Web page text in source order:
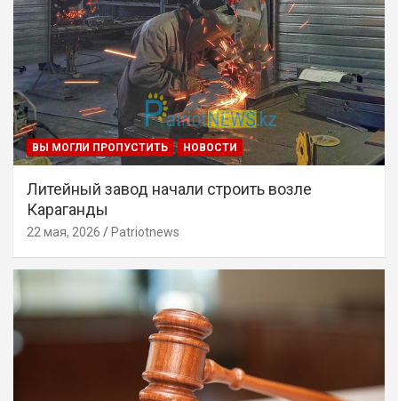
ВЫ МОГЛИ ПРОПУСТИТЬ НОВОСТИ
Литейный завод начали строить возле
Караганды
22 мая, 2026 Patriotnews